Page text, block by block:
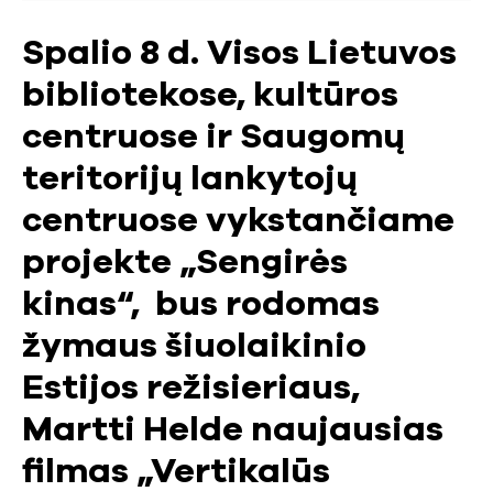
Spalio 8 d. Visos Lietuvos
bibliotekose, kultūros
centruose ir Saugomų
teritorijų lankytojų
centruose vykstančiame
projekte „Sengirės
kinas“, bus rodomas
žymaus šiuolaikinio
Estijos režisieriaus,
Martti Helde naujausias
filmas „Vertikalūs